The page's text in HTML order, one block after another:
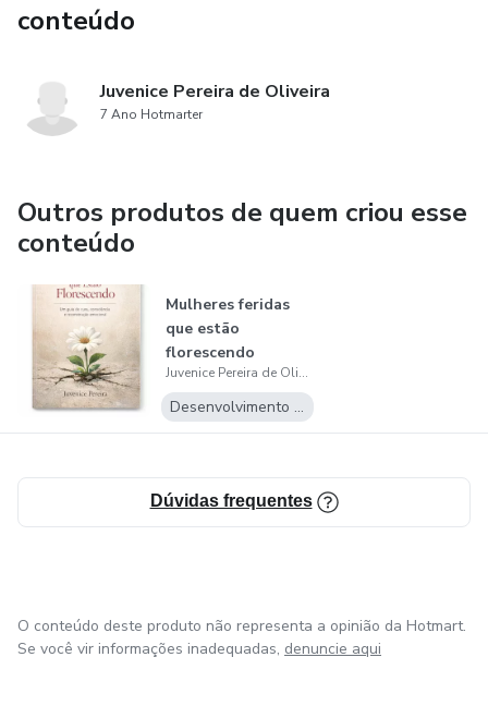
conteúdo
Juvenice Pereira de Oliveira
7 Ano Hotmarter
Outros produtos de quem criou esse
conteúdo
Mulheres feridas
que estão
florescendo
Juvenice Pereira de Oliveira
Desenvolvimento Pessoal
Dúvidas frequentes
O conteúdo deste produto não representa a opinião da Hotmart.
Se você vir informações inadequadas, denuncie aqui